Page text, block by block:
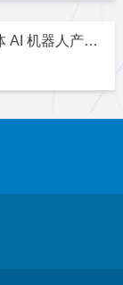
东莞市具身智能机器人创新联合体 AI 机器人产业创新合作研讨会在拓斯达顺利举办